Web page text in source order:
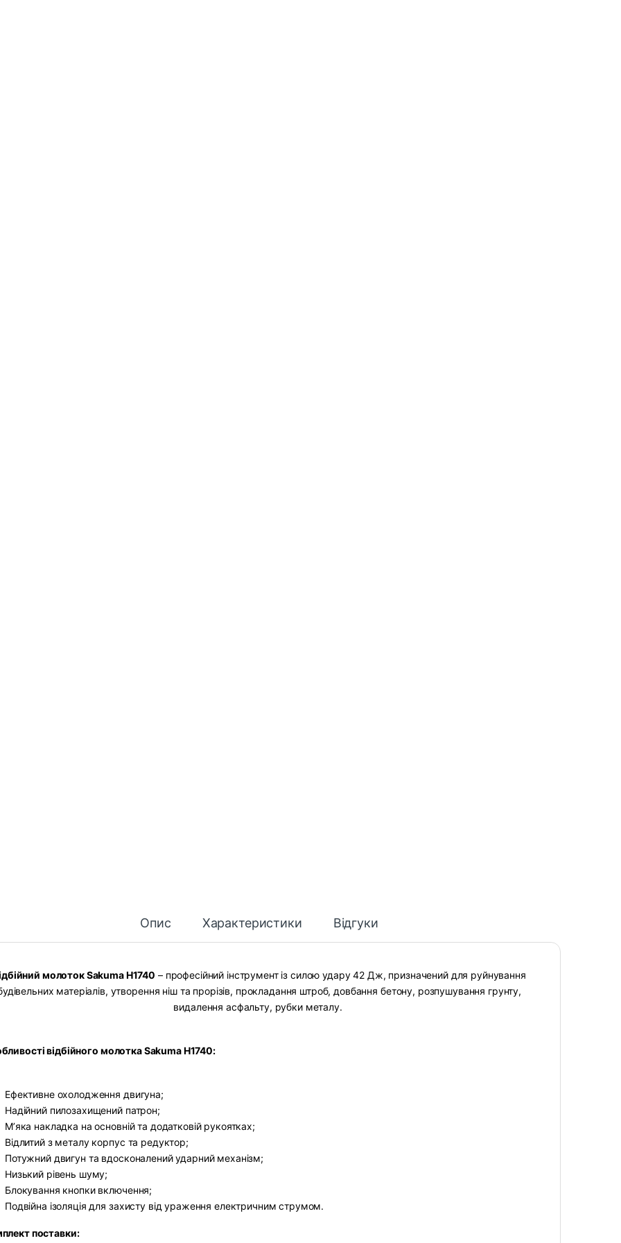
Опис Характеристики Відгуки
молоток Sakuma H1740 – професійний інструмент із силою удару 42 Дж, призначений для руйнування
матеріалів, утворення ніш та прорізів, прокладання штроб, довбання бетону, розпушування грунту,
видалення асфальту, рубки металу.
відбійного молотка Sakuma H1740:
Ефективне охолодження двигуна;
Надійний пилозахищений патрон;
М’яка накладка на основній та додатковій рукоятках;
Відлитий з металу корпус та редуктор;
Потужний двигун та вдосконалений ударний механізм;
Низький рівень шуму;
Блокування кнопки включення;
Подвійна ізоляція для захисту від ураження електричним струмом.
поставки: